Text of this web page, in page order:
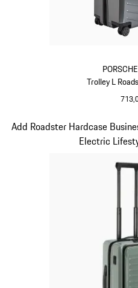
Trolley L
Add Roadster Hardcase
Electric
Diapositiva 6 di 20